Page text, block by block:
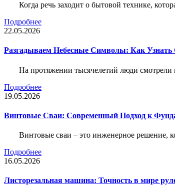
Когда речь заходит о бытовой технике,
Подробнее
22.05.2026
Разгадываем Небесные Символы: Как Узнать
На протяжении тысячелетий люди смотрели
Подробнее
19.05.2026
Винтовые Сваи: Современный Подход к
Винтовые сваи – это инженерное решение,
Подробнее
16.05.2026
Листорезальная машина: Точность в мире